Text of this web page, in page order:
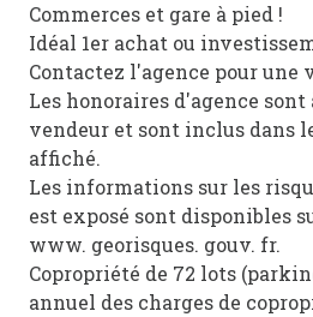
Commerces et gare à pied !
Idéal 1er achat ou
Contactez l'agence pour une
Les honoraires d'agence sont
vendeur et sont inclus dans
affiché.
Les informations sur les
est exposé sont disponibles
www. georisques. gouv. fr.
Copropriété de 72 lots
annuel des charges de